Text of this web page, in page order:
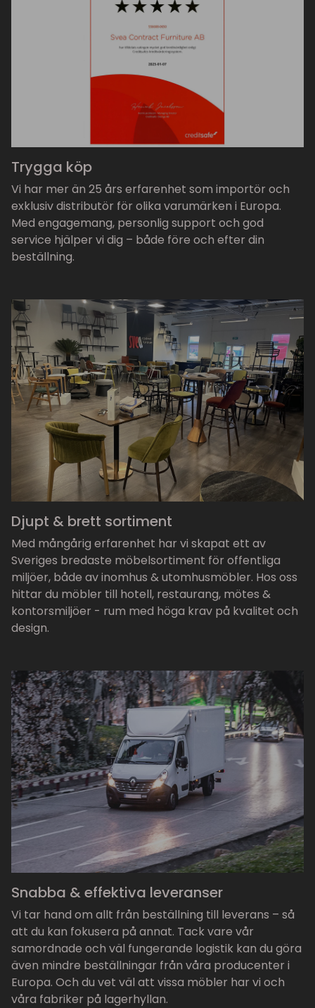
Trygga köp
Vi har mer än 25 års erfarenhet som importör och
exklusiv distributör för olika varumärken i Europa.
Med engagemang, personlig support och god
service hjälper vi dig – både före och efter din
beställning.
Djupt & brett sortiment
Med mångårig erfarenhet har vi skapat ett av
Sveriges bredaste möbelsortiment för offentliga
miljöer, både av inomhus & utomhusmöbler. Hos oss
hittar du möbler till hotell, restaurang, mötes &
kontorsmiljöer - rum med höga krav på kvalitet och
design.
Snabba & effektiva leveranser
Vi tar hand om allt från beställning till leverans – så
att du kan fokusera på annat. Tack vare vår
samordnade och väl fungerande logistik kan du göra
även mindre beställningar från våra producenter i
Europa. Och du vet väl att vissa möbler har vi och
våra fabriker på lagerhyllan.